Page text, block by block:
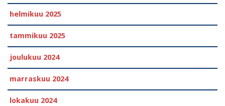
helmikuu 2025
tammikuu 2025
joulukuu 2024
marraskuu 2024
lokakuu 2024